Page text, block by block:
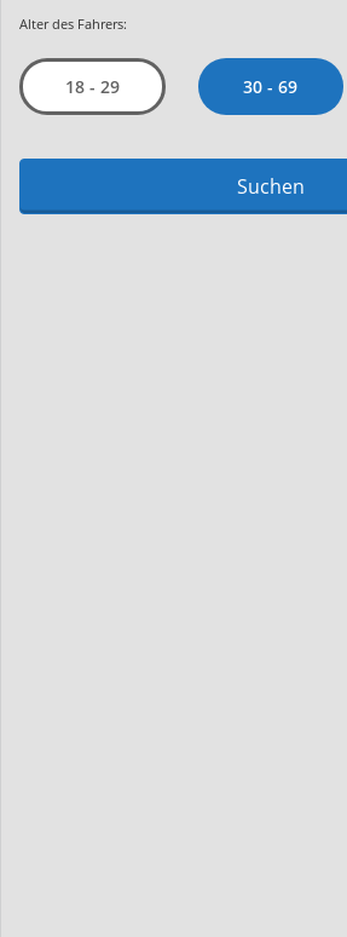
Alter des Fahrers:
18 - 29 30 - 69
Suchen